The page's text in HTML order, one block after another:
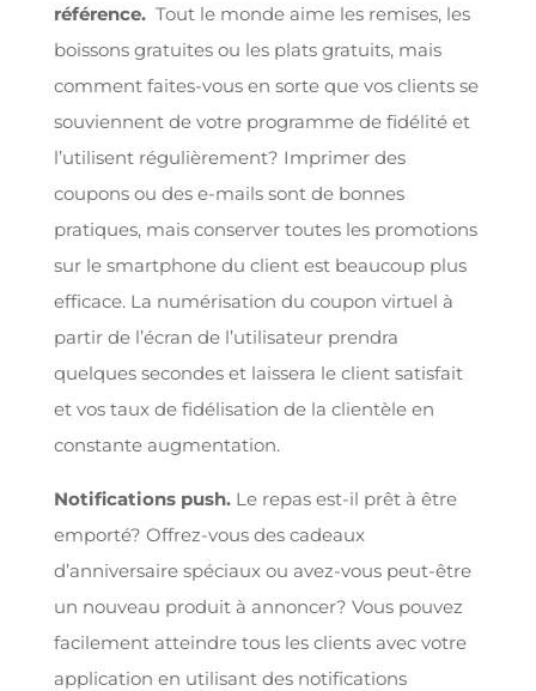
référence. Tout le monde aime les remises, les
boissons gratuites ou les plats gratuits, mais
comment faites-vous en sorte que vos clients se
souviennent de votre programme de fidélité et
l’utilisent régulièrement? Imprimer des
coupons ou des e-mails sont de bonnes
pratiques, mais conserver toutes les promotions
sur le smartphone du client est beaucoup plus
efficace. La numérisation du coupon virtuel à
partir de l’écran de l’utilisateur prendra
quelques secondes et laissera le client satisfait
et vos taux de fidélisation de la clientèle en
constante augmentation.
Notifications push. Le repas est-il prêt à être
emporté? Offrez-vous des cadeaux
d’anniversaire spéciaux ou avez-vous peut-être
un nouveau produit à annoncer? Vous pouvez
facilement atteindre tous les clients avec votre
application en utilisant des notifications